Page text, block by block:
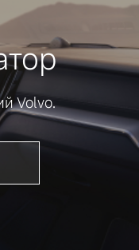
Volvo.